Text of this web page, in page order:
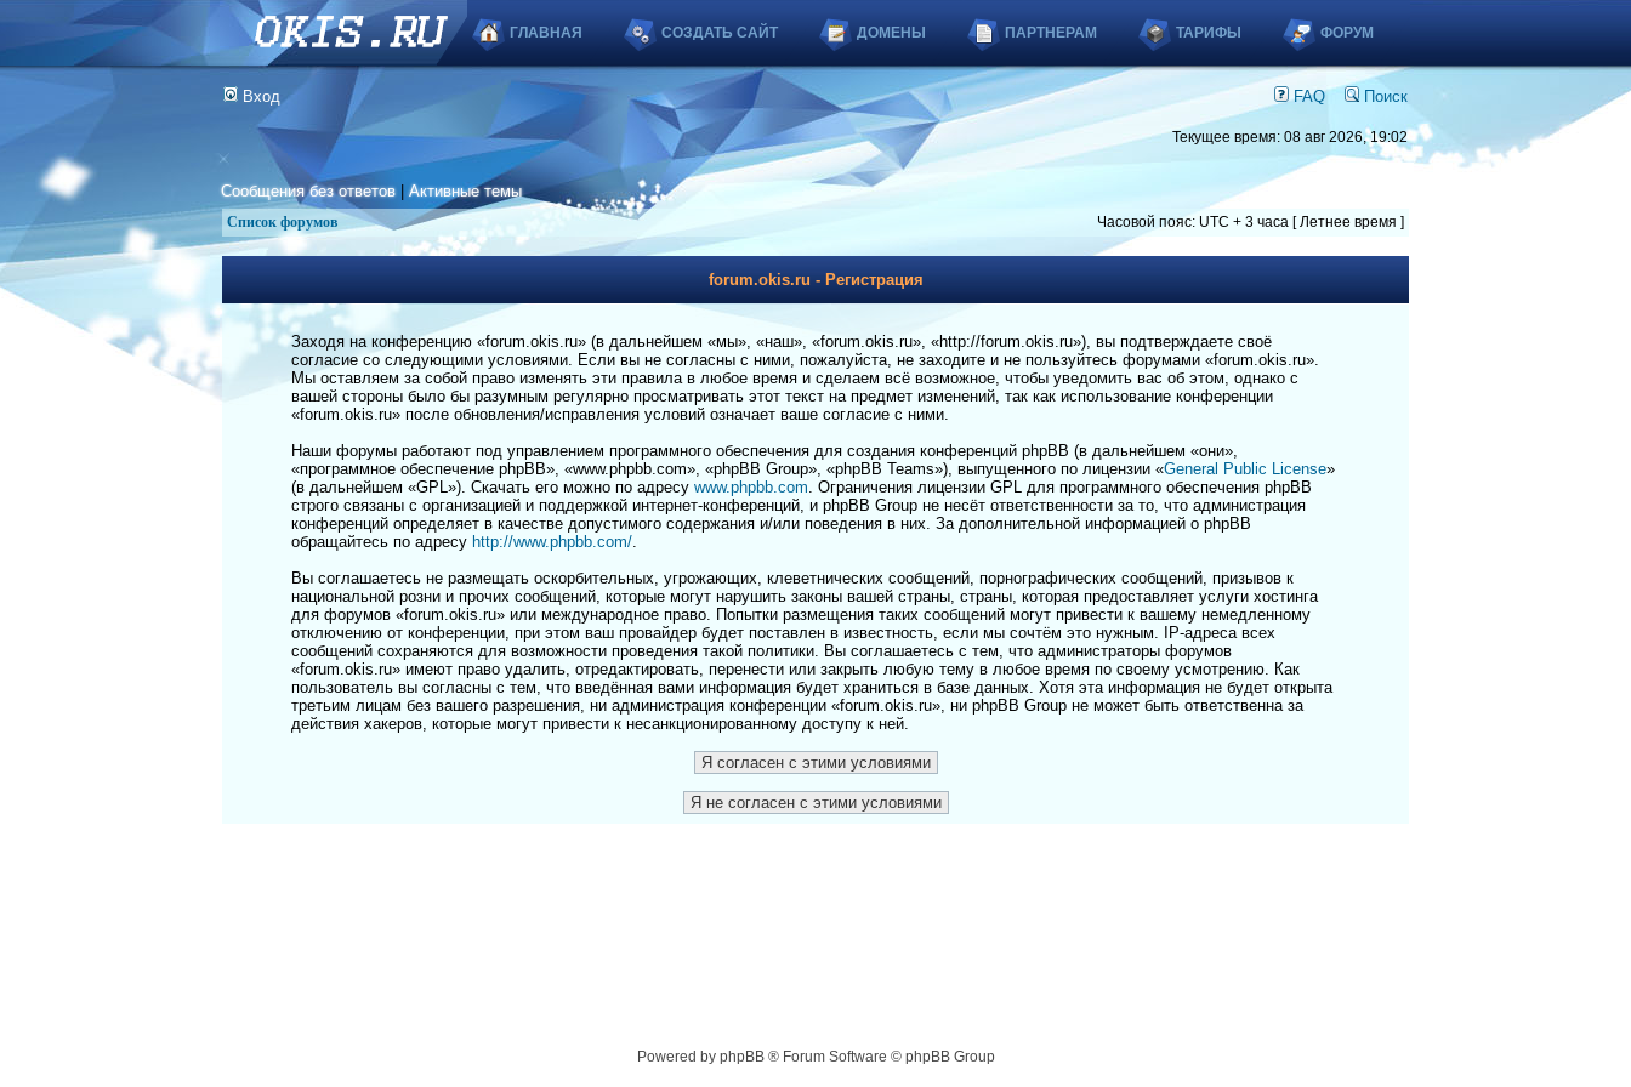
ГЛАВНАЯ СОЗДАТЬ САЙТ ДОМЕНЫ ПАРТНЕРАМ ТАРИФЫ ФОРУМ
Вход FAQ Поиск
Текущее время: 08 авг 2026, 19:02
Сообщения без ответов |Активные темы
Список форумов Часовой пояс: UTC + 3 часа [ Летнее время ]
forum.okis.ru - Регистрация
Заходя на конференцию «forum.okis.ru» (в дальнейшем «мы», «наш», «forum.okis.ru», «http://forum.okis.ru»), вы подтверждаете своё
согласие со следующими условиями. Если вы не согласны с ними, пожалуйста, не заходите и не пользуйтесь форумами «forum.okis.ru».
Мы оставляем за собой право изменять эти правила в любое время и сделаем всё возможное, чтобы уведомить вас об этом, однако с
вашей стороны было бы разумным регулярно просматривать этот текст на предмет изменений, так как использование конференции
«forum.okis.ru» после обновления/исправления условий означает ваше согласие с ними.
Наши форумы работают под управлением программного обеспечения для создания конференций phpBB (в дальнейшем «они»,
«программное обеспечение phpBB», «www.phpbb.com», «phpBB Group», «phpBB Teams»), выпущенного по лицензии «General Public License»
(в дальнейшем «GPL»). Скачать его можно по адресу www.phpbb.com. Ограничения лицензии GPL для программного обеспечения phpBB
строго связаны с организацией и поддержкой интернет-конференций, и phpBB Group не несёт ответственности за то, что администрация
конференций определяет в качестве допустимого содержания и/или поведения в них. За дополнительной информацией о phpBB
обращайтесь по адресу http://www.phpbb.com/.
Вы соглашаетесь не размещать оскорбительных, угрожающих, клеветнических сообщений, порнографических сообщений, призывов к
национальной розни и прочих сообщений, которые могут нарушить законы вашей страны, страны, которая предоставляет услуги хостинга
для форумов «forum.okis.ru» или международное право. Попытки размещения таких сообщений могут привести к вашему немедленному
отключению от конференции, при этом ваш провайдер будет поставлен в известность, если мы сочтём это нужным. IP-адреса всех
сообщений сохраняются для возможности проведения такой политики. Вы соглашаетесь с тем, что администраторы форумов
«forum.okis.ru» имеют право удалить, отредактировать, перенести или закрыть любую тему в любое время по своему усмотрению. Как
пользователь вы согласны с тем, что введённая вами информация будет храниться в базе данных. Хотя эта информация не будет открыта
третьим лицам без вашего разрешения, ни администрация конференции «forum.okis.ru», ни phpBB Group не может быть ответственна за
действия хакеров, которые могут привести к несанкционированному доступу к ней.
Powered by phpBB ® Forum Software © phpBB Group